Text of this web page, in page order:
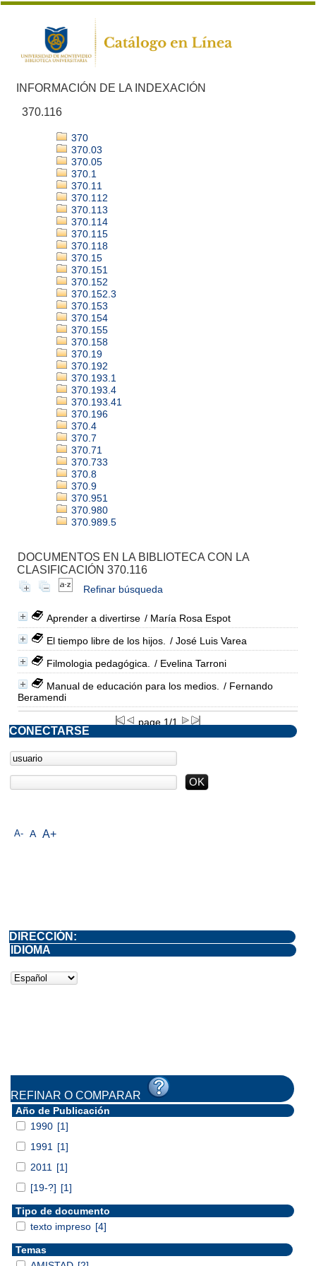
INFORMACIÓN DE LA INDEXACIÓN
370.116
370
370.03
370.05
370.1
370.11
370.112
370.113
370.114
370.115
370.118
370.15
370.151
370.152
370.152.3
370.153
370.154
370.155
370.158
370.19
370.192
370.193.1
370.193.4
370.193.41
370.196
370.4
370.7
370.71
370.733
370.8
370.9
370.951
370.980
370.989.5
DOCUMENTOS EN LA BIBLIOTECA CON LA
CLASIFICACIÓN 370.116
Refinar búsqueda
Aprender a divertirse / María Rosa Espot
El tiempo libre de los hijos.
/ José Luis Varea
Filmologia pedagógica.
/ Evelina Tarroni
Manual de educación para los medios.
/ Fernando
Beramendi
page 1/1
A- A A+
CONECTARSE
DIRECCIÓN:
IDIOMA
REFINAR O COMPARAR
Año de Publicación
1990 [1]
1991
[1]
2011
[1]
[19-?] [1]
Tipo de documento
texto impreso [4]
Temas